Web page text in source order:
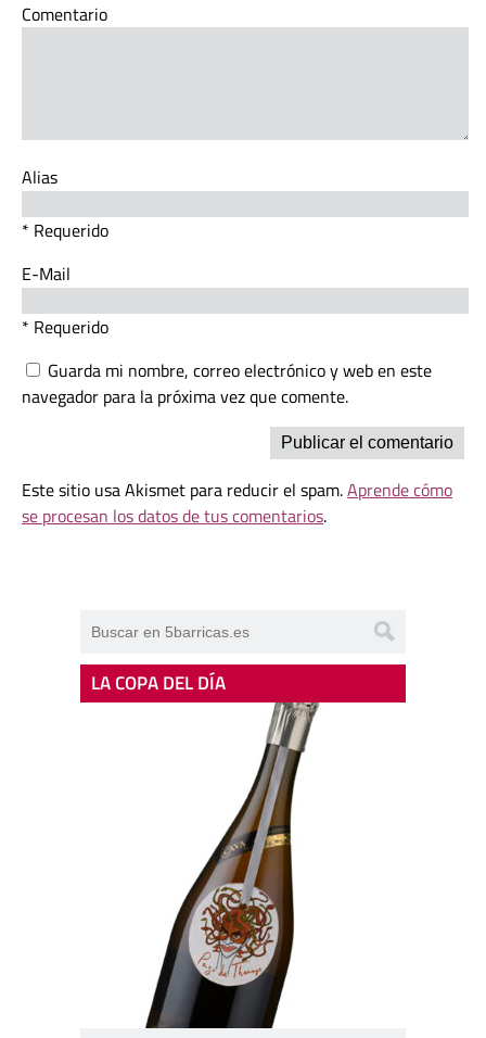
Comentario
Alias
* Requerido
E-Mail
* Requerido
Guarda mi nombre, correo electrónico y web en este
navegador para la próxima vez que comente.
Este sitio usa Akismet para reducir el spam.Aprende cómo
se procesan los datos de tus comentarios.
LA COPA DEL DÍA